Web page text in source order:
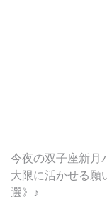
投
稿
今夜の双子座新月
大限に活かせる願
選》♪